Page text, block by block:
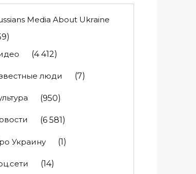
Media About Ukraine
(4 412)
люди (7)
(950)
(6 581)
Украину (1)
(14)